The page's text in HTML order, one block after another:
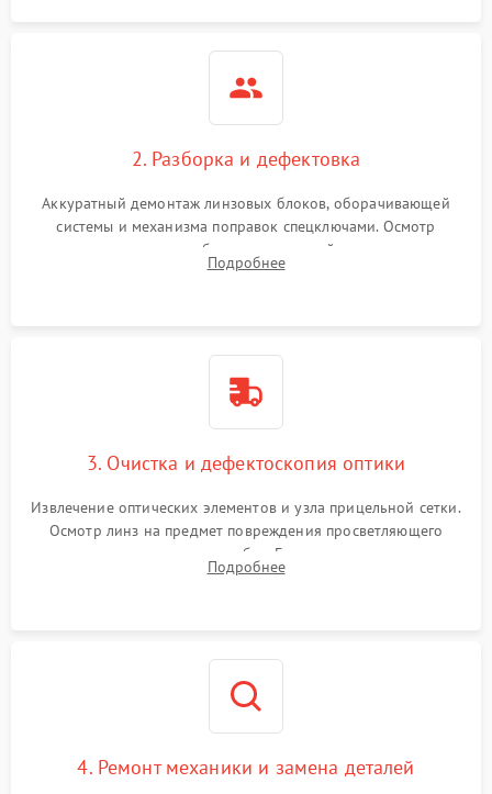
2. Разборка и дефектовка
Аккуратный демонтаж линзовых блоков, оборачивающей
системы и механизма поправок спецключами. Осмотр
внутренних резьбовых соединений, пружин и
уплотнительных колец. Поиск причин люфта, смещения
Подробнее
3. Очистка и дефектоскопия оптики
Извлечение оптических элементов и узла прицельной сетки.
Осмотр линз на предмет повреждения просветляющего
покрытия или появления грибка. Бережная очистка стекол
спецрастворами. Проверка целостности гравированной
Подробнее
4. Ремонт механики и замена деталей